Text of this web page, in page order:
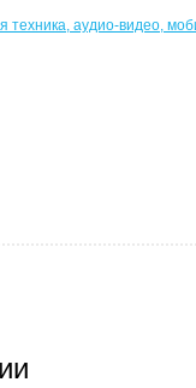
техника, аудио-видео,